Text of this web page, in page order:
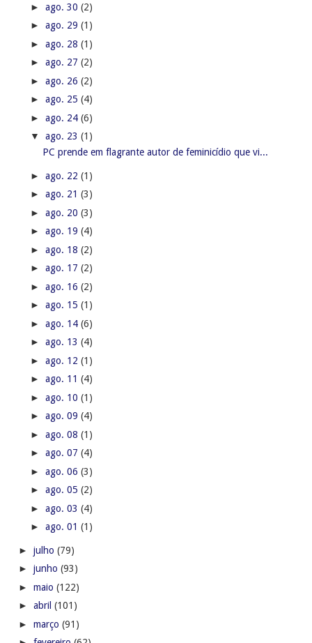
► ago. 30 (2)
► ago. 29 (1)
► ago. 28 (1)
► ago. 27 (2)
► ago. 26 (2)
► ago. 25 (4)
► ago. 24 (6)
▼ ago. 23 (1)
PC prende em flagrante autor de feminicídio que vi...
► ago. 22 (1)
► ago. 21 (3)
► ago. 20 (3)
► ago. 19 (4)
► ago. 18 (2)
► ago. 17 (2)
► ago. 16 (2)
► ago. 15 (1)
► ago. 14 (6)
► ago. 13 (4)
► ago. 12 (1)
► ago. 11 (4)
► ago. 10 (1)
► ago. 09 (4)
► ago. 08 (1)
► ago. 07 (4)
► ago. 06 (3)
► ago. 05 (2)
► ago. 03 (4)
► ago. 01 (1)
► julho (79)
► junho (93)
► maio (122)
► abril (101)
► março (91)